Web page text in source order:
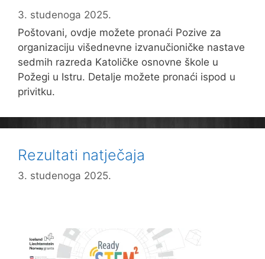
3. studenoga 2025.
Poštovani, ovdje možete pronaći Pozive za
organizaciju višednevne izvanučioničke nastave
sedmih razreda Katoličke osnovne škole u
Požegi u Istru. Detalje možete pronaći ispod u
privitku.
Rezultati natječaja
3. studenoga 2025.